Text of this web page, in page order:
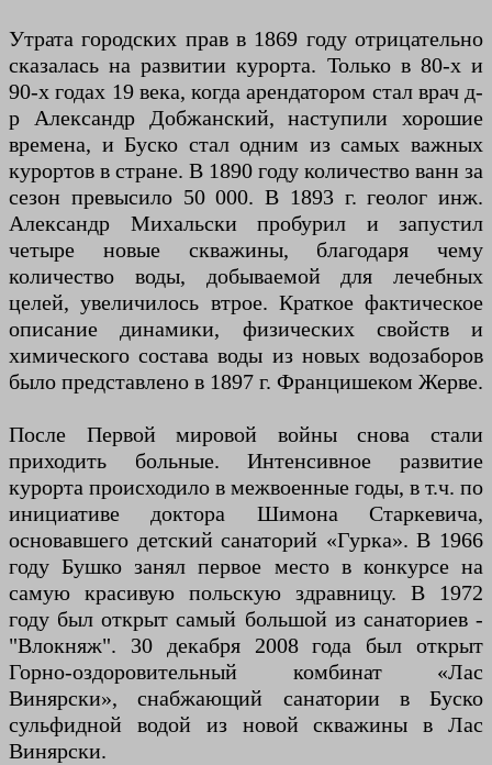
Утрата городских прав в 1869 году отрицательно
сказалась на развитии курорта. Только в 80-х и
90-х годах 19 века, когда арендатором стал врач д-
р Александр Добжанский, наступили хорошие
времена, и Буско стал одним из самых важных
курортов в стране. В 1890 году количество ванн за
сезон превысило 50 000. В 1893 г. геолог инж.
Александр Михальски пробурил и запустил
четыре новые скважины, благодаря чему
количество воды, добываемой для лечебных
целей, увеличилось втрое. Краткое фактическое
описание динамики, физических свойств и
химического состава воды из новых водозаборов
было представлено в 1897 г. Францишеком Жерве.
После Первой мировой войны снова стали
приходить больные. Интенсивное развитие
курорта происходило в межвоенные годы, в т.ч. по
инициативе доктора Шимона Старкевича,
основавшего детский санаторий «Гурка». В 1966
году Бушко занял первое место в конкурсе на
самую красивую польскую здравницу. В 1972
году был открыт самый большой из санаториев -
"Влокняж". 30 декабря 2008 года был открыт
Горно-оздоровительный комбинат «Лас
Винярски», снабжающий санатории в Буско
сульфидной водой из новой скважины в Лас
Винярски.